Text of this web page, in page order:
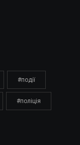
#події
#поліція